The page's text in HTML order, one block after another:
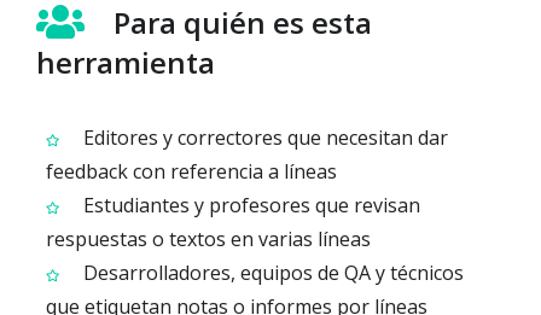
Para quién es esta
herramienta
Editores y correctores que necesitan dar
feedback con referencia a líneas
Estudiantes y profesores que revisan
respuestas o textos en varias líneas
Desarrolladores, equipos de QA y técnicos
que etiquetan notas o informes por líneas